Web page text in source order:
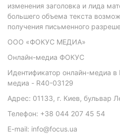
изменения заголовка и лида
большего объема текста
получения письменного
ООО «ФОКУС МЕДИА»
Онлайн-медиа ФОКУС
Идентификатор онлайн-медиа
медиа - R40-03129
Адрес: 01133, г. Киев, бульвар
Телефон: +38 044 207 45 54
E-mail: info@focus.ua